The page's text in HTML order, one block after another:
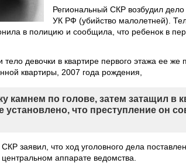
Региональный СКР возбудил дело
УК РФ (убийство малолетней).
в полицию и сообщила, что ребенок в
девочки в квартире первого этажа ее же
квартиры, 2007 года рождения,
камнем по голове, затем затащил в
установлено, что преступление он
СКР заявил, что ход уголовного дела
центральном аппарате ведомства.